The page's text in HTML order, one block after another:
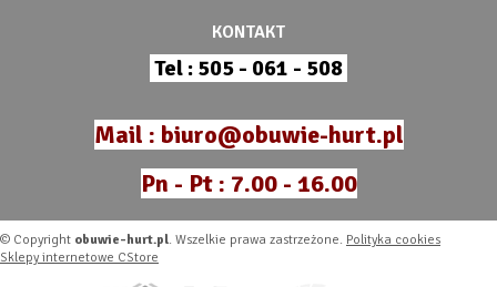
KONTAKT
Tel : 505 - 061 - 508
Mail : biuro@obuwie-hurt.pl
Pn - Pt : 7.00 - 16.00
© Copyright obuwie-hurt.pl. Wszelkie prawa zastrzeżone. Polityka cookies
Sklepy internetowe CStore